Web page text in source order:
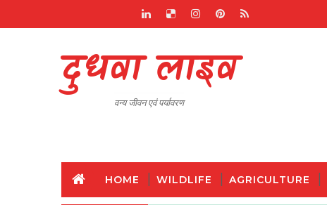
दुधवा लाइव
वन्य जीवन एवं पर्यावरण
HOME WILDLIFE AGRICULTURE